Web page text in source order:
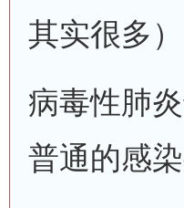
其实很多）
病毒性肺
普通的感